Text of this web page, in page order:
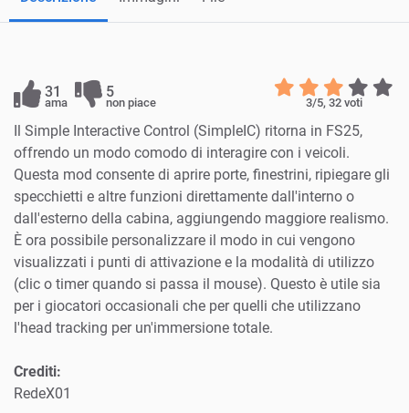
31
ama
5
non piace 3/5, 32voti
Il Simple Interactive Control (SimpleIC) ritorna in FS25,
offrendo un modo comodo di interagire con i veicoli.
Questa mod consente di aprire porte, finestrini, ripiegare gli
specchietti e altre funzioni direttamente dall'interno o
dall'esterno della cabina, aggiungendo maggiore realismo.
È ora possibile personalizzare il modo in cui vengono
visualizzati i punti di attivazione e la modalità di utilizzo
(clic o timer quando si passa il mouse). Questo è utile sia
per i giocatori occasionali che per quelli che utilizzano
l'head tracking per un'immersione totale.
Crediti:
RedeX01